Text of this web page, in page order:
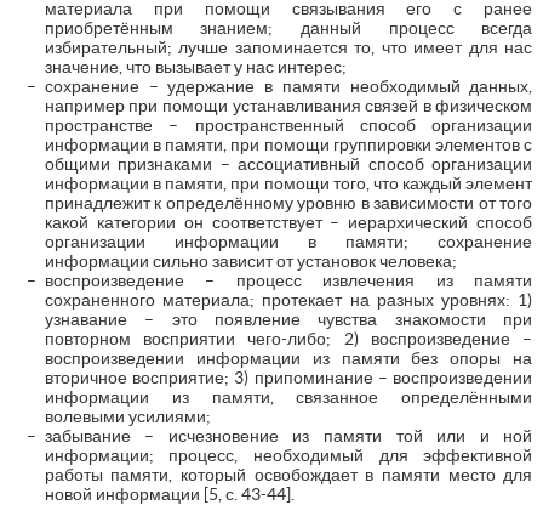
материала при помощи связывания его с ранее
приобретённым знанием; данный процесс всегда
избирательный; лучше запоминается то, что имеет для нас
значение, что вызывает у нас интерес;
сохранение – удержание в памяти необходимый данных,
например при помощи устанавливания связей в физическом
пространстве – пространственный способ организации
информации в памяти, при помощи группировки элементов с
общими признаками – ассоциативный способ организации
информации в памяти, при помощи того, что каждый элемент
принадлежит к определённому уровню в зависимости от того
какой категории он соответствует – иерархический способ
организации информации в памяти; сохранение
информации сильно зависит от установок человека;
воспроизведение – процесс извлечения из памяти
сохраненного материала; протекает на разных уровнях: 1)
узнавание – это появление чувства знакомости при
повторном восприятии чего-либо; 2) воспроизведение –
воспроизведении информации из памяти без опоры на
вторичное восприятие; 3) припоминание – воспроизведении
информации из памяти, связанное определёнными
волевыми усилиями;
забывание – исчезновение из памяти той или и ной
информации; процесс, необходимый для эффективной
работы памяти, который освобождает в памяти место для
новой информации [5, с. 43-44].